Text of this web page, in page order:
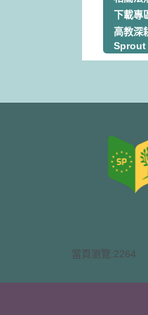
下載專
高教深
Sprout
當頁瀏覽:2264